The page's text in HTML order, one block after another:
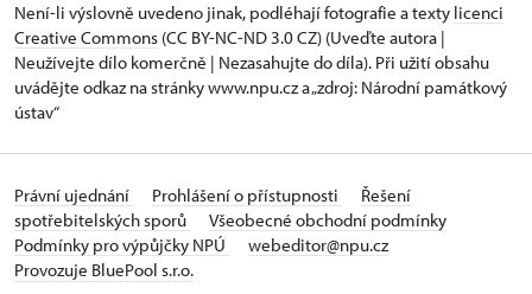
Není-li výslovně uvedeno jinak, podléhají fotografie a texty licenci
Creative Commons (CC BY-NC-ND 3.0 CZ) (Uveďte autora |
Neužívejte dílo komerčně | Nezasahujte do díla). Při užití obsahu
uvádějte odkaz na stránky www.npu.cz a „zdroj: Národní památkový
ústav“
Právní ujednání Prohlášení o přístupnosti
Řešení
spotřebitelských sporů
Všeobecné obchodní podmínky
Podmínky pro výpůjčky NPÚ
webeditor@npu.cz
Provozuje BluePool s.r.o.